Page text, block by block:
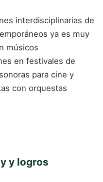
interdisciplinarias de
ya es muy
músicos
en festivales de
para cine y
con orquestas
y logros